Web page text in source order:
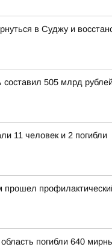
в Суджу и
505 млрд
11 человек и 2 погибли
прошел
погибли 640